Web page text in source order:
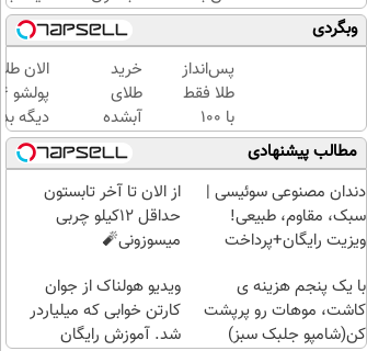
طلا و
نقره |
دیجی
کالا
حداقل
12کیلو
چربی
میسوزونی
🧨
طلا با
بی‌بهره
وبگردی
پس‌انداز
طلا فقط
با ۱۰۰
هزارتومان
(امن و
راحت)
خرید
طلای
آبشده
حتی با
۱۰۰هزارتومان
الان
دیگه
طلا با
بی‌بهره
مطالب پیشنهادی
دندان مصنوعی سوئیسی |
سبک، مقاوم، طبیعی!
ویزیت رایگان+پرداخت
از الان تا آخر تابستون
حداقل 12کیلو چربی
میسوزونی🧨
با یک پنجم هزینه ی
کاشت، موهات رو پرپشت
کن(شامپو جلبک سبز)
ویدیو هولناک از جوان
کارتن خوابی که میلیاردر
شد. آموزش رایگان